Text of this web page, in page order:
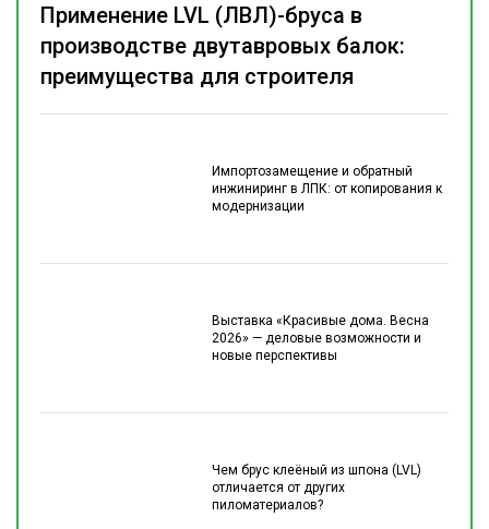
Импортозамещение и обратный
инжиниринг в ЛПК: от копирования к
модернизации
Выставка «Красивые дома. Весна
2026» — деловые возможности и
новые перспективы
Чем брус клеёный из шпона (LVL)
отличается от других
пиломатериалов?
Применение LVL (ЛВЛ)-бруса в
производстве двутавровых балок:
преимущества для строителя